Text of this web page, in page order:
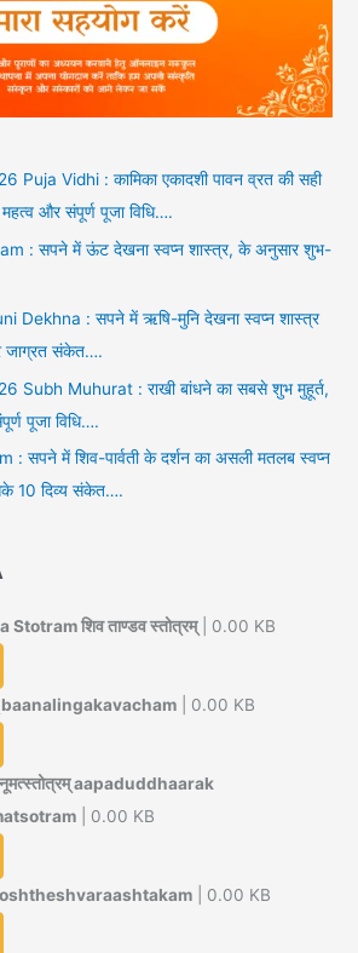
Puja Vidhi : कामिका एकादशी पावन व्रत की सही
और संपूर्ण पूजा विधि….
: सपने में ऊंट देखना स्वप्न शास्त्र, के अनुसार शुभ-
Dekhna : सपने में ऋषि-मुनि देखना स्वप्न शास्त्र
जाग्रत संकेत….
Subh Muhurat : राखी बांधने का सबसे शुभ मुहूर्त,
पूजा विधि….
सपने में शिव-पार्वती के दर्शन का असली मतलब स्वप्न
10 दिव्य संकेत….
शिव ताण्डव स्तोत्रम्| 0.00 KB
baanalingakavacham | 0.00 KB
aapaduddhaarak
| 0.00 KB
goshtheshvaraashtakam | 0.00 KB